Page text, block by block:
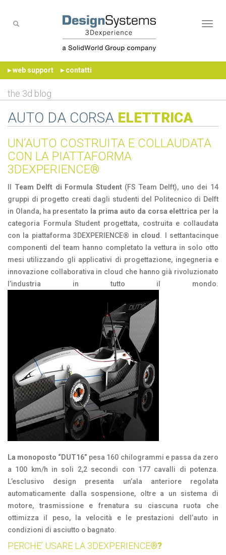
▸ web support ▸ contatti
the 3d blog
AUTO DA CORSA ELETTRICA
UN’AUTO COSTRUITA E COLLAUDATA
CON LA PIATTAFORMA
3DEXPERIENCE®
Team Delft di Formula Student(FS Team Delft), uno dei 14
gruppi di progetto creati dagli studenti del Politecnico di Delft
in Olanda, ha presentato la prima auto da corsa elettrica per la
categoria Formula Student progettata, costruita e collaudata
con la piattaforma 3DEXPERIENCE® in cloud . I settantacinque
componenti del team hanno completato la vettura in solo otto
mesi utilizzando gli applicativi di progettazione, ingegneria e
innovazione collaborativa in cloud che hanno già rivoluzionato
l’industria in tutto il mondo.
La monoposto “DUT16” pesa 160 chilogrammi e passa da zero
a 100 km/h in soli 2,2 secondi con 177 cavalli di potenza.
L’esclusivo design presenta un’ala anteriore regolata
automaticamente dalla sospensione, oltre a un sistema di
motore, trasmissione e frenatura su ciascuna ruota che
ottimizza il peso, la velocità e le prestazioni dell’auto in
condizioni di asciutto o bagnato.
PERCHE’ USARE LA 3DEXPERIENCE®?